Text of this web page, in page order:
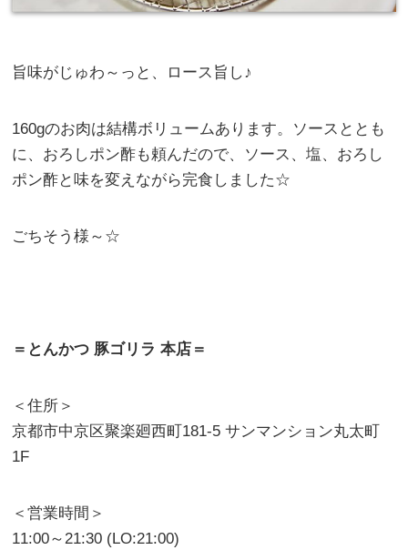
旨味がじゅわ～っと、ロース旨し♪
160gのお肉は結構ボリュームあります。ソースととも
に、おろしポン酢も頼んだので、ソース、塩、おろし
ポン酢と味を変えながら完食しました☆
ごちそう様～☆
＝とんかつ 豚ゴリラ 本店＝
＜住所＞
京都市中京区聚楽廻西町181-5 サンマンション丸太町
1F
＜営業時間＞
11:00～21:30 (LO:21:00)